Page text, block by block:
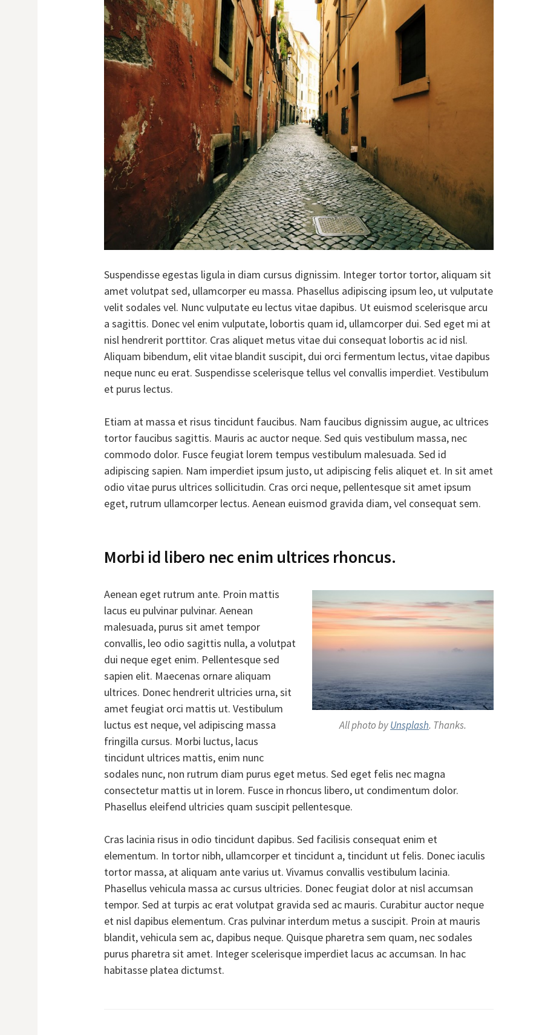
Suspendisse egestas ligula in diam cursus dignissim. Integer tortor tortor, aliquam sit
amet volutpat sed, ullamcorper eu massa. Phasellus adipiscing ipsum leo, ut vulputate
velit sodales vel. Nunc vulputate eu lectus vitae dapibus. Ut euismod scelerisque arcu
a sagittis. Donec vel enim vulputate, lobortis quam id, ullamcorper dui. Sed eget mi at
nisl hendrerit porttitor. Cras aliquet metus vitae dui consequat lobortis ac id nisl.
Aliquam bibendum, elit vitae blandit suscipit, dui orci fermentum lectus, vitae dapibus
neque nunc eu erat. Suspendisse scelerisque tellus vel convallis imperdiet. Vestibulum
et purus lectus.
Etiam at massa et risus tincidunt faucibus. Nam faucibus dignissim augue, ac ultrices
tortor faucibus sagittis. Mauris ac auctor neque. Sed quis vestibulum massa, nec
commodo dolor. Fusce feugiat lorem tempus vestibulum malesuada. Sed id
adipiscing sapien. Nam imperdiet ipsum justo, ut adipiscing felis aliquet et. In sit amet
odio vitae purus ultrices sollicitudin. Cras orci neque, pellentesque sit amet ipsum
eget, rutrum ullamcorper lectus. Aenean euismod gravida diam, vel consequat sem.
Morbi id libero nec enim ultrices rhoncus.
All photo byUnsplash. Thanks.
Aenean eget rutrum ante. Proin mattis
lacus eu pulvinar pulvinar. Aenean
malesuada, purus sit amet tempor
convallis, leo odio sagittis nulla, a volutpat
dui neque eget enim. Pellentesque sed
sapien elit. Maecenas ornare aliquam
ultrices. Donec hendrerit ultricies urna, sit
amet feugiat orci mattis ut. Vestibulum
luctus est neque, vel adipiscing massa
fringilla cursus. Morbi luctus, lacus
tincidunt ultrices mattis, enim nunc
sodales nunc, non rutrum diam purus eget metus. Sed eget felis nec magna
consectetur mattis ut in lorem. Fusce in rhoncus libero, ut condimentum dolor.
Phasellus eleifend ultricies quam suscipit pellentesque.
Cras lacinia risus in odio tincidunt dapibus. Sed facilisis consequat enim et
elementum. In tortor nibh, ullamcorper et tincidunt a, tincidunt ut felis. Donec iaculis
tortor massa, at aliquam ante varius ut. Vivamus convallis vestibulum lacinia.
Phasellus vehicula massa ac cursus ultricies. Donec feugiat dolor at nisl accumsan
tempor. Sed at turpis ac erat volutpat gravida sed ac mauris. Curabitur auctor neque
et nisl dapibus elementum. Cras pulvinar interdum metus a suscipit. Proin at mauris
blandit, vehicula sem ac, dapibus neque. Quisque pharetra sem quam, nec sodales
purus pharetra sit amet. Integer scelerisque imperdiet lacus ac accumsan. In hac
habitasse platea dictumst.